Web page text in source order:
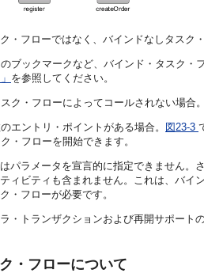
・フローではなく、バインドなしタスク
ブックマークなど、バインド・タスク
を参照してください。
ク・フローによってコールされない場合
エントリ・ポイントがある場合。 図23-3
・フローを開始できます。
パラメータを宣言的に指定できません。
ィビティも含まれません。これは、バ
・フローが必要です。
・トランザクションおよび再開サポー
・フローについて